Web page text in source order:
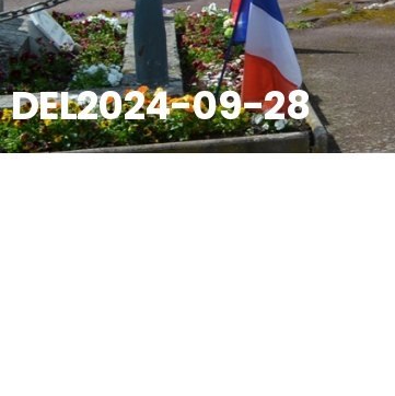
DEL2024-09-28